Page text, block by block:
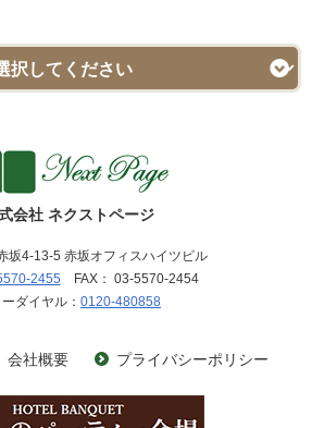
会社 ネクストページ
坂4-13-5 赤坂オフィスハイツビル
2455 FAX： 03-5570-2454
ダイヤル： 0120-480858
会社概要 プライバシーポリシー